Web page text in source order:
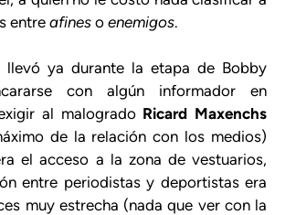
entre afines o enemigos.
llevó ya durante la etapa de Bobby
con algún informador en
al malogrado Ricard Maxenchs
de la relación con los medios)
el acceso a la zona de vestuarios,
entre periodistas y deportistas era
muy estrecha (nada que ver con la